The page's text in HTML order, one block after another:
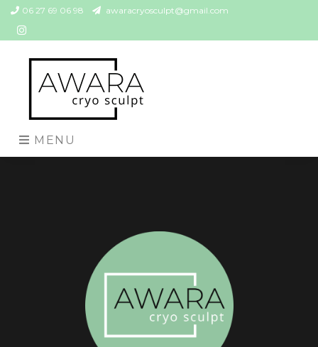
06 27 69 06 98 awaracryosculpt@gmail.com
MENU